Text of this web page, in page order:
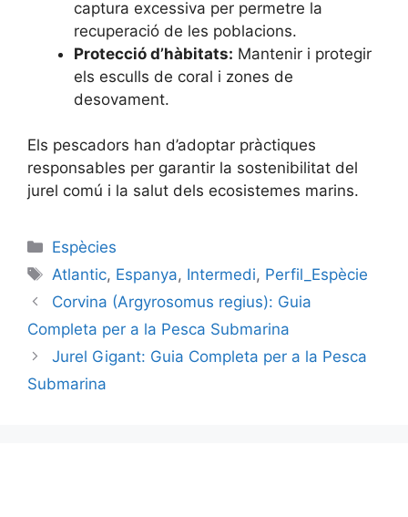
captura excessiva per permetre la
recuperació de les poblacions.
Protecció d’hàbitats: Mantenir i protegir
els esculls de coral i zones de
desovament.
Els pescadors han d’adoptar pràctiques
responsables per garantir la sostenibilitat del
jurel comú i la salut dels ecosistemes marins.
Categories
Espècies
Etiquetes
Atlantic, Espanya, Intermedi, Perfil_Espècie
Corvina (Argyrosomus regius): Guia
Completa per a la Pesca Submarina
Jurel Gigant: Guia Completa per a la Pesca
Submarina